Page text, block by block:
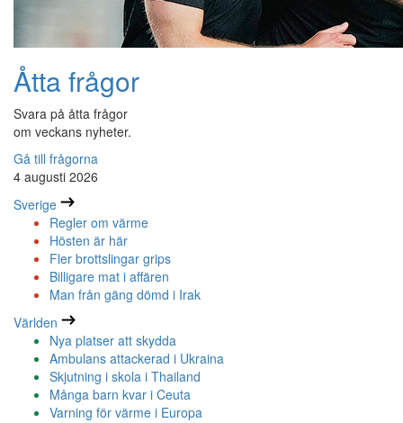
Åtta frågor
Svara på åtta frågor
om veckans nyheter.
Gå till frågorna
4 augusti 2026
Sverige
Regler om värme
Hösten är här
Fler brottslingar grips
Billigare mat i affären
Man från gäng dömd i Irak
Världen
Nya platser att skydda
Ambulans attackerad i Ukraina
Skjutning i skola i Thailand
Många barn kvar i Ceuta
Varning för värme i Europa